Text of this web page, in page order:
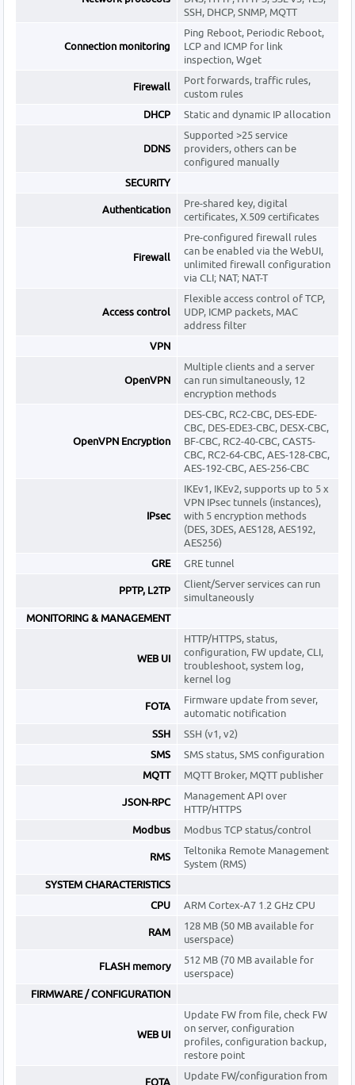
SSH, DHCP, SNMP, MQTT
Connection monitoring
Ping Reboot, Periodic Reboot,
LCP and ICMP for link
inspection, Wget
Firewall
Port forwards, traffic rules,
custom rules
DHCP
Static and dynamic IP allocation
DDNS
Supported >25 service
providers, others can be
configured manually
SECURITY
Authentication
Pre-shared key, digital
certificates, X.509 certificates
Firewall
Pre-configured firewall rules
can be enabled via the WebUI,
unlimited firewall configuration
via CLI; NAT; NAT-T
Access control
Flexible access control of TCP,
UDP, ICMP packets, MAC
address filter
VPN
OpenVPN
Multiple clients and a server
can run simultaneously, 12
encryption methods
OpenVPN Encryption
DES-CBC, RC2-CBC, DES-EDE-
CBC, DES-EDE3-CBC, DESX-CBC,
BF-CBC, RC2-40-CBC, CAST5-
CBC, RC2-64-CBC, AES-128-CBC,
AES-192-CBC, AES-256-CBC
IPsec
IKEv1, IKEv2, supports up to 5 x
VPN IPsec tunnels (instances),
with 5 encryption methods
(DES, 3DES, AES128, AES192,
AES256)
GRE
GRE tunnel
PPTP, L2TP
Client/Server services can run
simultaneously
MONITORING & MANAGEMENT
WEB UI
HTTP/HTTPS, status,
configuration, FW update, CLI,
troubleshoot, system log,
kernel log
FOTA
Firmware update from sever,
automatic notification
SSH
SSH (v1, v2)
SMS
SMS status, SMS configuration
MQTT
MQTT Broker, MQTT publisher
JSON-RPC
Management API over
HTTP/HTTPS
Modbus
Modbus TCP status/control
RMS
Teltonika Remote Management
System (RMS)
SYSTEM CHARACTERISTICS
CPU
ARM Cortex-A7 1.2 GHz CPU
RAM
128 MB (50 MB available for
userspace)
FLASH memory
512 MB (70 MB available for
userspace)
FIRMWARE / CONFIGURATION
WEB UI
Update FW from file, check FW
on server, configuration
profiles, configuration backup,
restore point
FOTA
Update FW/configuration from